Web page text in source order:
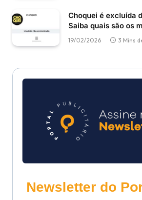
Choquei é excluída
Saiba quais são os
19/02/2026 3 Mins
Newsletter do